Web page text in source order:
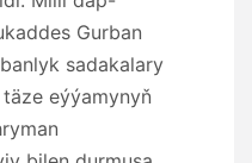
Gurban
sadakalary
eýýamynyň